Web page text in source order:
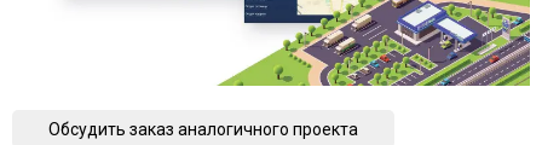
Обсудить заказ аналогичного проекта